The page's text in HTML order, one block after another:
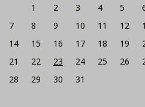
1
2 3 4 5
7
8 9 10 11 12
14
15 16 17 18 19
21
22 23 24 25 26
28
29 30 31